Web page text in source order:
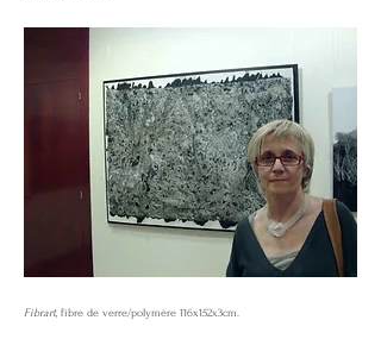
Fibrart , fibre de verre/polymère 116x152x3cm.